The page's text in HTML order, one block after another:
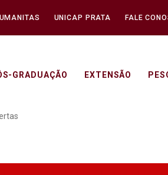
UNICAP PRATA FALE
GRADUAÇÃO EXTENSÃO